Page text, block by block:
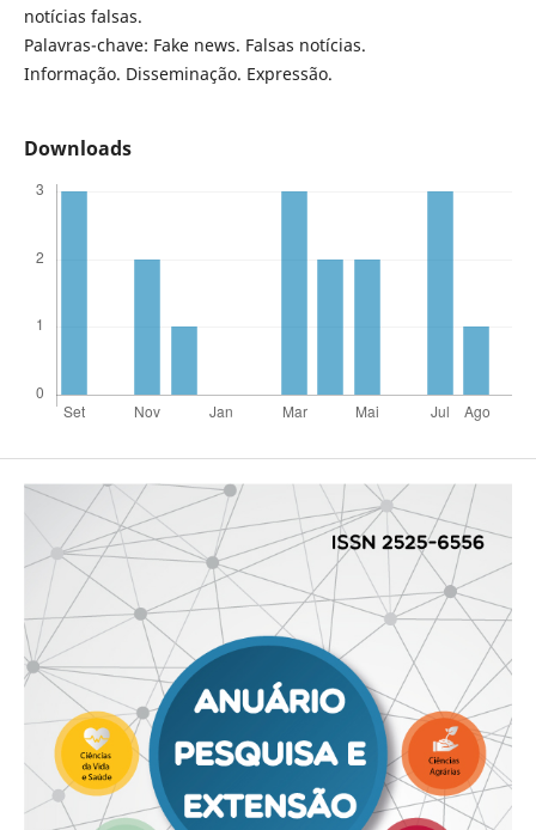
notícias falsas.
Palavras-chave: Fake news. Falsas notícias.
Informação. Disseminação. Expressão.
Downloads